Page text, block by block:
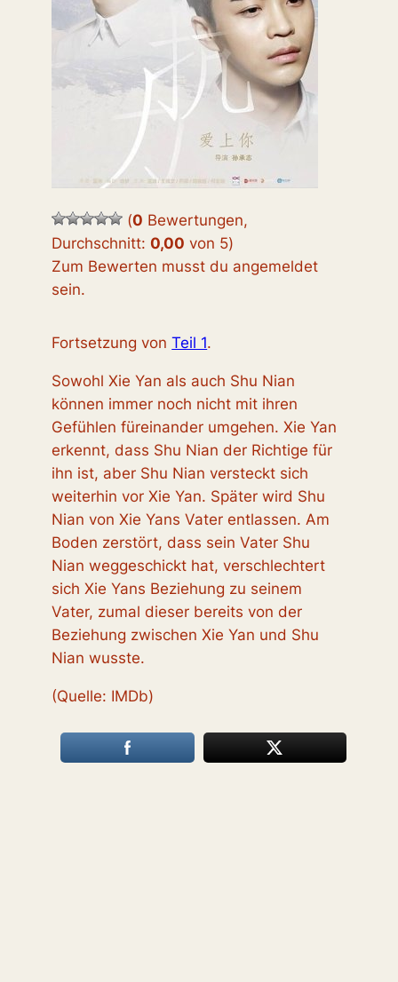
(0 Bewertungen,
Durchschnitt:0,00 von 5)
Zum Bewerten musst du angemeldet
sein.
Fortsetzung vonTeil 1.
Sowohl Xie Yan als auch Shu Nian
können immer noch nicht mit ihren
Gefühlen füreinander umgehen. Xie Yan
erkennt, dass Shu Nian der Richtige für
ihn ist, aber Shu Nian versteckt sich
weiterhin vor Xie Yan. Später wird Shu
Nian von Xie Yans Vater entlassen. Am
Boden zerstört, dass sein Vater Shu
Nian weggeschickt hat, verschlechtert
sich Xie Yans Beziehung zu seinem
Vater, zumal dieser bereits von der
Beziehung zwischen Xie Yan und Shu
Nian wusste.
(Quelle: IMDb)